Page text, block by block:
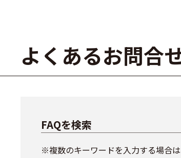
よくあるお問合
FAQを検索
※複数のキーワードを入力する場合